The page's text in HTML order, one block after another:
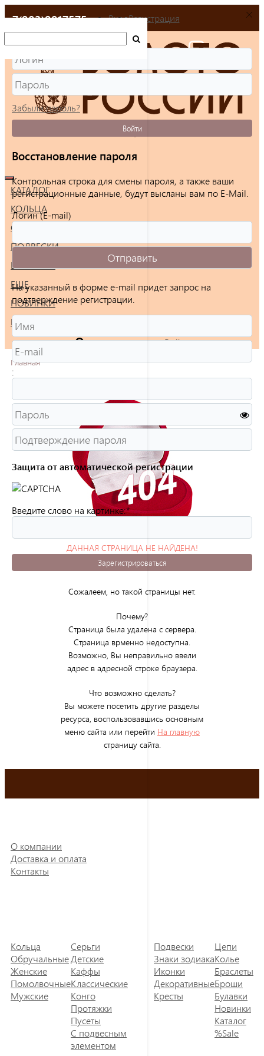
+7(903)9917575
КАТАЛОГ
КОЛЬЦА
СЕРЬГИ
ПОДВЕСКИ
БРАСЛЕТЫ
ЕЩЕ
НОВИНКИ
РАСПРОДАЖА
Войти
Главная
ДАННАЯ СТРАНИЦА НЕ НАЙДЕНА!
(ОШИБКА 404)
Сожалеем, но такой страницы нет.
Почему?
Страница была удалена с сервера.
Страница врменно недоступна.
Возможно, Вы неправильно ввели
адрес в адресной строке браузера.
Что возможно сделать?
Вы можете посетить другие разделы
ресурса, воспользовавшись основным
меню сайта или перейти На главную
страницу сайта.
О компании
Доставка и оплата
Контакты
Кольца
Обручальные
Женские
Помолвочные
Мужские
Серьги
Детские
Каффы
Классические
Конго
Протяжки
Пусеты
С подвесным
элементом
Подвески
Знаки зодиака
Иконки
Декоративные
Кресты
Цепи
Колье
Браслеты
Броши
Булавки
Новинки
Каталог
%Sale
ВходРегистрация
Забыли пароль?
Войти
Восстановление пароля
Контрольная строка для смены пароля, а также ваши
регистрационные данные, будут высланы вам по E-Mail.
Логин (E-mail)
На указанный в форме e-mail придет запрос на
подтверждение регистрации.
:
Защита от автоматической регистрации
Введите слово на картинке:*
Зарегистрироваться